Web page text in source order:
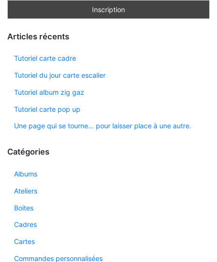
Articles récents
Tutoriel carte cadre
Tutoriel du jour carte escalier
Tutoriel album zig gaz
Tutoriel carte pop up
Une page qui se tourne… pour laisser place à une autre.
Catégories
Albums
Ateliers
Boites
Cadres
Cartes
Commandes personnalisées